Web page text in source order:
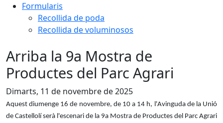
Formularis
Recollida de poda
Recollida de voluminosos
Arriba la 9a Mostra de
Productes del Parc Agrari
Dimarts, 11 de novembre de 2025
Aquest diumenge 16 de novembre, de 10 a 14 h, l'Avinguda de la Unió
de Castellolí serà l'escenari de la 9a Mostra de Productes del Parc Agrari